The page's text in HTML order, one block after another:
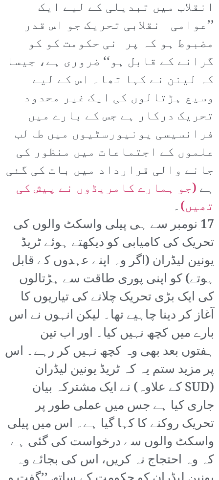
انقلاب میں تبدیلی کے لیے ایک
’’عوامی انقلابی تحریک جو اس قدر
مضبوط ہو کہ پرانی حکومت کو کو
گرانے کے قابل ہو‘‘ ضروری ہے، جیسا
کہ لینن نے کہا تھا۔ اس کے لیے
وسیع ہڑتالوں کی ایک غیر محدود
تحریک درکار ہے جس کے بارے میں
فرانسیسی یونیورسٹیوں میں طالب
علموں کے اجتماعات میں منظور کی
جانے والی قرارداد میں بات کی گئی
ہے(جو ہمارے کامریڈوں نے پیش کی
تھیں)۔
17 نومبر سے ہی پیلی واسکٹ والوں کی
تحریک کی کامیابی کو دیکھتے ہوئے ٹریڈ
یونین لیڈران (اگر وہ اپنے عہدوں کے قابل
ہوتے) کو اپنی پوری طاقت سے ہڑتالوں
کی ایک بڑی تحریک چلانے کی تیاریوں کا
آغاز کر دینا چاہیے تھا۔ لیکن انہوں نے اس
بارے میں کچھ نہیں کیا۔ اور اب تین
ہفتوں بعد بھی وہ کچھ نہیں کر رہے۔ اس
پر مزید ستم یہ کہ ٹریڈ یونین لیڈران
(SUD کے علاوہ) نے ایک مشترکہ بیان
جاری کیا ہے جس میں عملی طور پر
تحریک روکنے کا کہا گیا ہے۔ اس میں پیلی
واسکٹ والوں سے درخواست کی گئی ہے
کہ وہ احتجاج نہ کریں، اس کی بجائے وہ